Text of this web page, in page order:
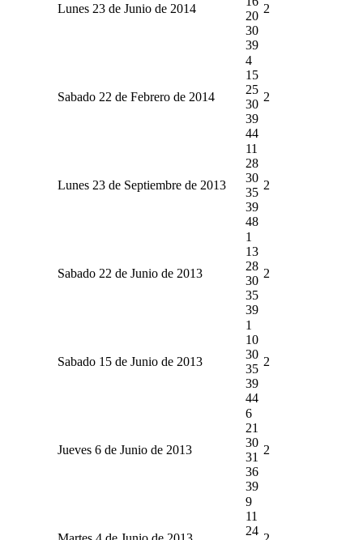
Lunes 23 de Junio de 2014
20
30
39
2
Sabado 22 de Febrero de 2014
4
15
25
30
39
44
2
Lunes 23 de Septiembre de 2013
11
28
30
35
39
48
2
Sabado 22 de Junio de 2013
1
13
28
30
35
39
2
Sabado 15 de Junio de 2013
1
10
30
35
39
44
2
Jueves 6 de Junio de 2013
6
21
30
31
36
39
2
9
11
24